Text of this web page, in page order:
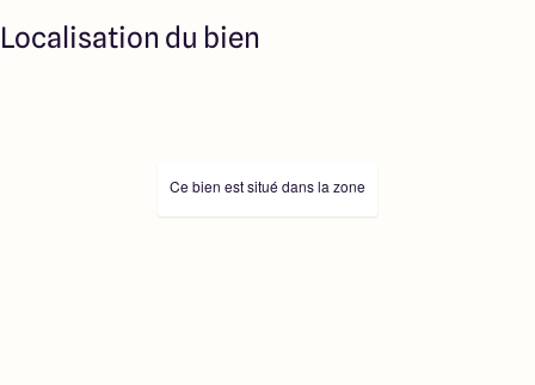
Localisation du bien
Ce bien est situé dans la zone